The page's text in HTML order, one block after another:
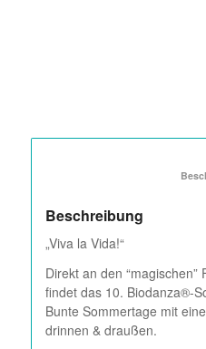
Beschreibung
„Viva la Vida!“
Direkt an den
findet das 10. Biodanza®-
Bunte Sommertage mit
drinnen & draußen.